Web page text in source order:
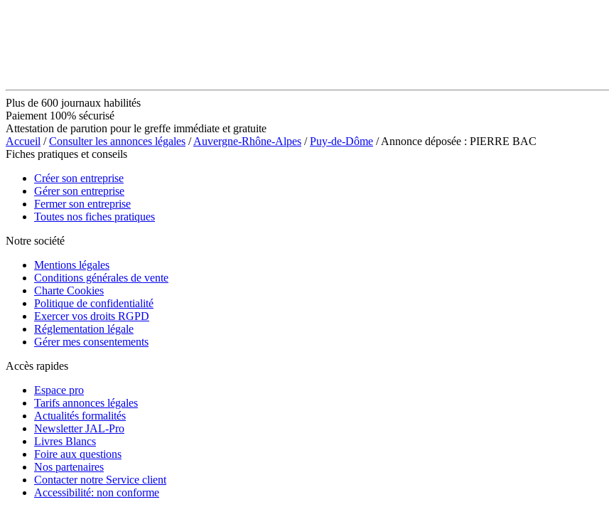
Plus de 600 journaux habilités
Paiement 100% sécurisé
Attestation de parution pour le greffe immédiate et gratuite
Accueil /Consulter les annonces légales /Auvergne-Rhône-Alpes /Puy-de-Dôme / Annonce déposée : PIERRE BAC
Fiches pratiques et conseils
Créer son entreprise
Gérer son entreprise
Fermer son entreprise
Toutes nos fiches pratiques
Notre société
Mentions légales
Conditions générales de vente
Charte Cookies
Politique de confidentialité
Exercer vos droits RGPD
Réglementation légale
Gérer mes consentements
Accès rapides
Espace pro
Tarifs annonces légales
Actualités formalités
Newsletter JAL-Pro
Livres Blancs
Foire aux questions
Nos partenaires
Contacter notre Service client
Accessibilité: non conforme